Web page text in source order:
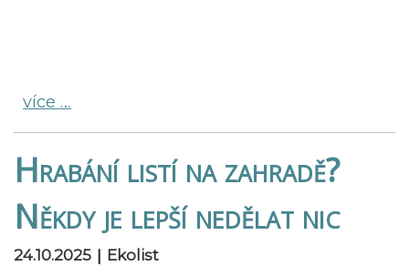
více …
Hrabání listí na zahradě?
Někdy je lepší nedělat nic
24.10.2025 | Ekolist